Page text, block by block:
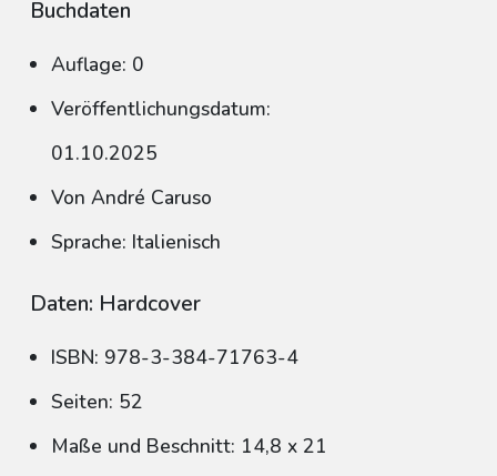
Buchdaten
Auflage: 0
Veröffentlichungsdatum:
01.10.2025
Von André Caruso
Sprache: Italienisch
Daten: Hardcover
ISBN: 978-3-384-71763-4
Seiten: 52
Maße und Beschnitt: 14,8 x 21